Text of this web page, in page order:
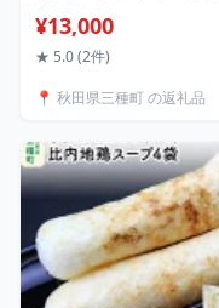
類の詰合せ しっぽ豚 [国
ソーセージ ギフト ドイツ
日 しっぽ豚]
¥13,000
★ 5.0 (2件)
📍 秋田県三種町 の返礼品